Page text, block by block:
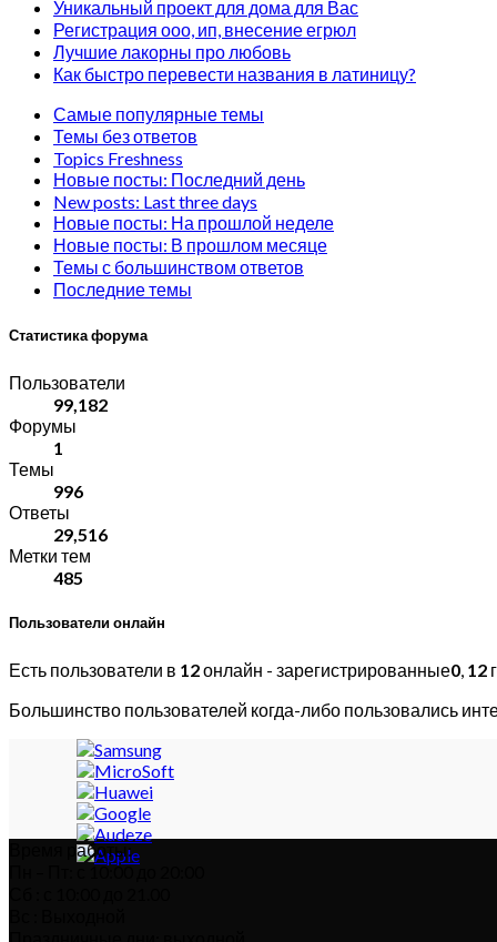
Уникальный проект для дома для Вас
Регистрация ооо, ип, внесение егрюл
Лучшие лакорны про любовь
Как быстро перевести названия в латиницу?
Самые популярные темы
Темы без ответов
Topics Freshness
Новые посты: Последний день
New posts: Last three days
Новые посты: На прошлой неделе
Новые посты: В прошлом месяце
Темы с большинством ответов
Последние темы
Статистика форума
Пользователи
99,182
Форумы
1
Темы
996
Ответы
29,516
Метки тем
485
Пользователи онлайн
Есть пользователи в 12онлайн - зарегистрированные0, 12
Большинство пользователей когда-либо пользовались
Время работы:
Пн – Пт: с 10:00 до 20:00